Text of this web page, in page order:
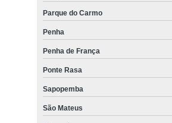
Parque do Carmo
Penha
Penha de França
Ponte Rasa
Sapopemba
São Mateus